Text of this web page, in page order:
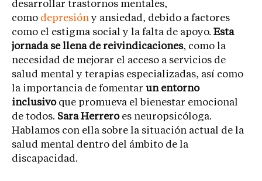
desarrollar trastornos mentales,
como depresióny ansiedad, debido a factores
como el estigma social y la falta de apoyo. Esta
jornada se llena de reivindicaciones, como la
necesidad de mejorar el acceso a servicios de
salud mental y terapias especializadas, así como
la importancia de fomentar un entorno
inclusivo que promueva el bienestar emocional
de todos. Sara Herreroes neuropsicóloga.
Hablamos con ella sobre la situación actual de la
salud mental dentro del ámbito de la
discapacidad.